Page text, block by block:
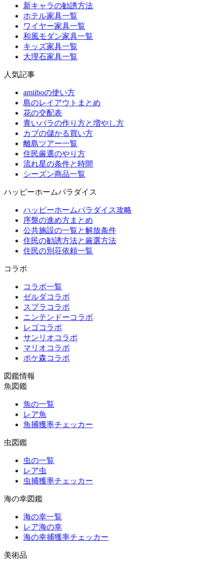
新キャラの勧誘方法
ホテル家具一覧
ワイヤー家具一覧
和風モダン家具一覧
キッズ家具一覧
大理石家具一覧
人気記事
amiiboの使い方
島のレイアウトまとめ
花の交配表
青いバラの作り方と増やし方
カブの儲かる買い方
離島ツアー一覧
住民厳選のやり方
流れ星の条件と時間
シーズン商品一覧
ハッピーホームパラダイス
ハッピーホームパラダイス攻略
序盤の進め方まとめ
公共施設の一覧と解放条件
住民の勧誘方法と厳選方法
住民の別荘依頼一覧
コラボ
コラボ一覧
ゼルダコラボ
スプラコラボ
ニンテンドーコラボ
レゴコラボ
サンリオコラボ
マリオコラボ
ポケ森コラボ
図鑑情報
魚図鑑
魚の一覧
レア魚
魚捕獲率チェッカー
虫図鑑
虫の一覧
レア虫
虫捕獲率チェッカー
海の幸図鑑
海の幸一覧
レア海の幸
海の幸捕獲率チェッカー
美術品